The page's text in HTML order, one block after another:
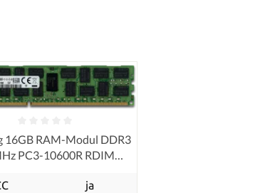
16GB RAM-Modul DDR3
PC3-10600R RDIMM
ja